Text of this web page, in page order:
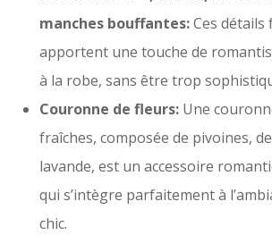
manches bouffantes:Ces détails
apportent une touche de
à la robe, sans être trop
Couronne de fleurs: Une
fraîches, composée de pivoines,
lavande, est un accessoire
qui s’intègre parfaitement à
chic.